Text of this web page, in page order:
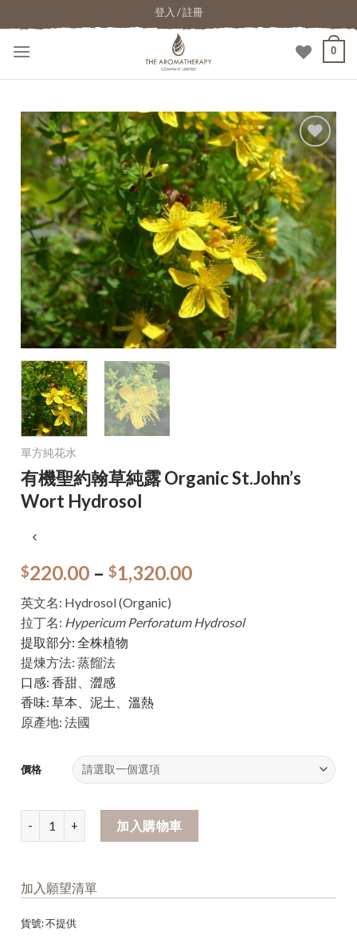
登入 / 註冊
0
加入
願望
清單
單方純花水
有機聖約翰草純露 Organic St.John’s
Wort Hydrosol
$220.00 –$1,320.00
英文名: Hydrosol (Organic)
拉丁名: Hypericum Perforatum Hydrosol
提取部分: 全株植物
提煉方法: 蒸餾法
口感: 香甜、澀感
香味: 草本、泥土、溫熱
原產地: 法國
價格
加入購物車
加入願望清單
貨號:不提供